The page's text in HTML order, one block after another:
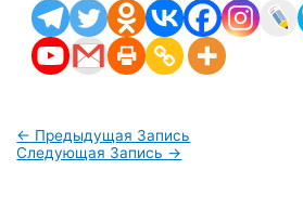
← Предыдущая Запись
Следующая Запись →